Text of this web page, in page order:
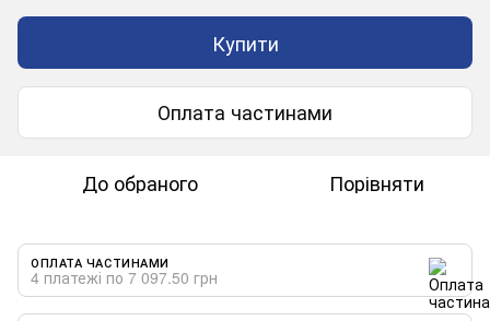
Купити
Оплата частинами
До обраного Порівняти
ОПЛАТА ЧАСТИНАМИ
4 платежі по 7 097.50 грн